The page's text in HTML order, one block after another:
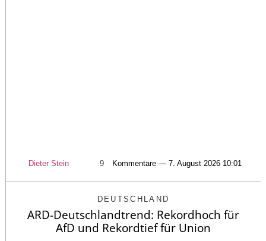
Dieter Stein 9 Kommentare — 7. August 2026 10:01
DEUTSCHLAND
ARD-Deutschlandtrend: Rekordhoch für
AfD und Rekordtief für Union